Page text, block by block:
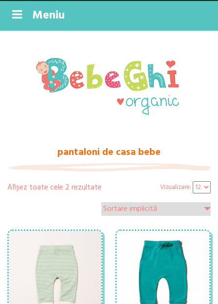
Meniu
pantaloni de casa bebe
Afișez toate cele 2 rezultate Vizualizare: